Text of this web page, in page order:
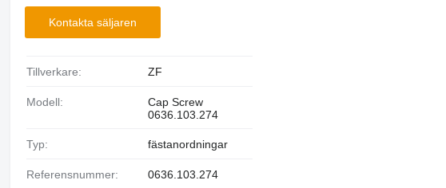
Kontakta säljaren
Tillverkare: ZF
Modell:
Cap Screw
0636.103.274
Typ: fästanordningar
Referensnummer: 0636.103.274